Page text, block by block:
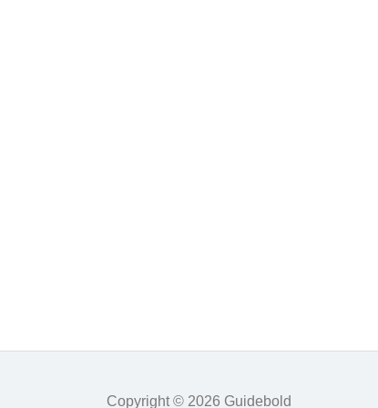
Copyright © 2026 Guidebold